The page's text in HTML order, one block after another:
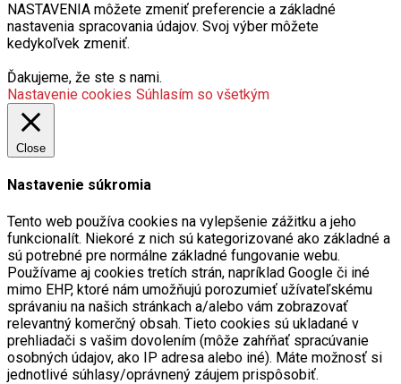
NASTAVENIA môžete zmeniť preferencie a základné
nastavenia spracovania údajov. Svoj výber môžete
kedykoľvek zmeniť.
Ďakujeme, že ste s nami.
Nastavenie cookies Súhlasím so všetkým
Close
Nastavenie súkromia
Tento web používa cookies na vylepšenie zážitku a jeho
funkcionalít. Niekoré z nich sú kategorizované ako základné a
sú potrebné pre normálne základné fungovanie webu.
Používame aj cookies tretích strán, napríklad Google či iné
mimo EHP, ktoré nám umožňujú porozumieť užívateľskému
správaniu na našich stránkach a/alebo vám zobrazovať
relevantný komerčný obsah. Tieto cookies sú ukladané v
prehliadači s vašim dovolením (môže zahŕňať spracúvanie
osobných údajov, ako IP adresa alebo iné). Máte možnosť si
jednotlivé súhlasy/oprávnený záujem prispôsobiť.